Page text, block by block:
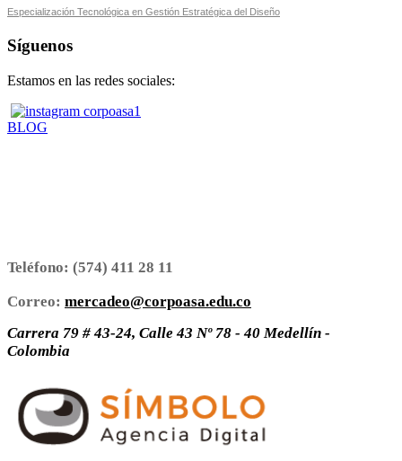
Especialización Tecnológica en Gestión Estratégica del Diseño
Síguenos
Estamos en las redes sociales:
BLOG
Teléfono: (574) 411 28 11
Correo: mercadeo@corpoasa.edu.co
Carrera 79 # 43-24, Calle 43 Nº 78 - 40 Medellín -
Colombia